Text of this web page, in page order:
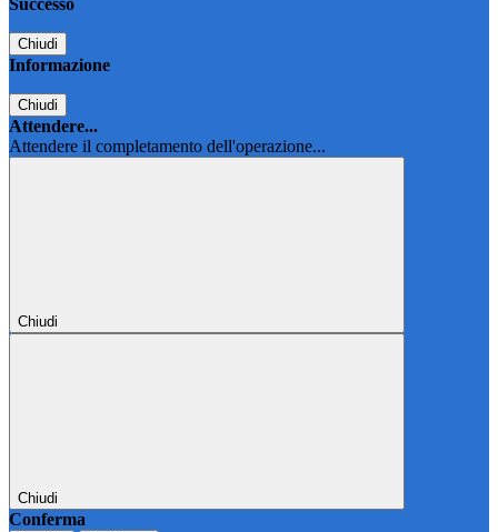
Successo
Chiudi
Informazione
Chiudi
Attendere...
Attendere il completamento dell'operazione...
Chiudi
Chiudi
Conferma